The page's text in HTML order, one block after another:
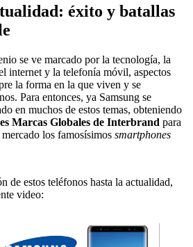
éxito y batallas
se ve marcado por la tecnología, la
internet y la telefonía móvil, aspectos
la forma en la que viven y se
Para entonces, ya Samsung se
en muchos de estos temas, obteniendo
Marcas Globales de Interbrand para
los famosísimos smartphones
de estos teléfonos hasta la actualidad,
video: